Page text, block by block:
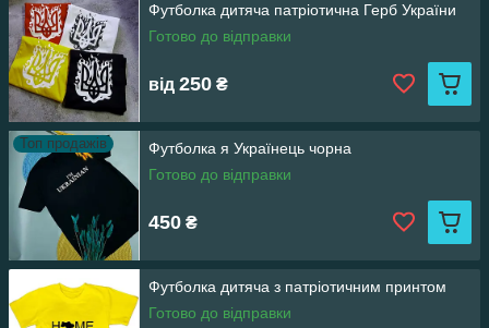
Футболка дитяча патріотична Герб України
Готово до відправки
від 250 ₴
Топ продажів
Футболка я Українець чорна
Готово до відправки
450 ₴
Футболка дитяча з патріотичним принтом
Готово до відправки